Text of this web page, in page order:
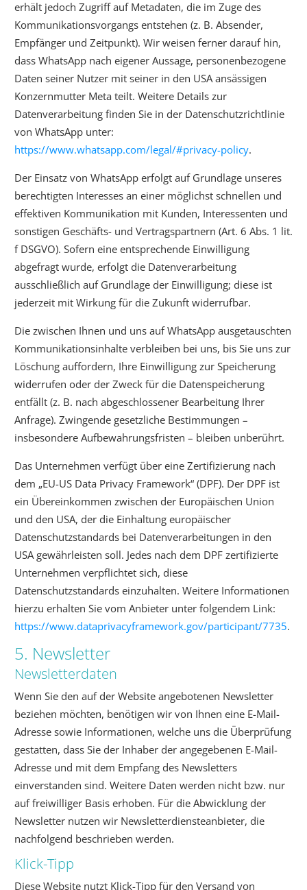
erhält jedoch Zugriff auf Metadaten, die im Zuge des
Kommunikationsvorgangs entstehen (z. B. Absender,
Empfänger und Zeitpunkt). Wir weisen ferner darauf hin,
dass WhatsApp nach eigener Aussage, personenbezogene
Daten seiner Nutzer mit seiner in den USA ansässigen
Konzernmutter Meta teilt. Weitere Details zur
Datenverarbeitung finden Sie in der Datenschutzrichtlinie
von WhatsApp unter:
https://www.whatsapp.com/legal/#privacy-policy.
Der Einsatz von WhatsApp erfolgt auf Grundlage unseres
berechtigten Interesses an einer möglichst schnellen und
effektiven Kommunikation mit Kunden, Interessenten und
sonstigen Geschäfts- und Vertragspartnern (Art. 6 Abs. 1 lit.
f DSGVO). Sofern eine entsprechende Einwilligung
abgefragt wurde, erfolgt die Datenverarbeitung
ausschließlich auf Grundlage der Einwilligung; diese ist
jederzeit mit Wirkung für die Zukunft widerrufbar.
Die zwischen Ihnen und uns auf WhatsApp ausgetauschten
Kommunikationsinhalte verbleiben bei uns, bis Sie uns zur
Löschung auffordern, Ihre Einwilligung zur Speicherung
widerrufen oder der Zweck für die Datenspeicherung
entfällt (z. B. nach abgeschlossener Bearbeitung Ihrer
Anfrage). Zwingende gesetzliche Bestimmungen –
insbesondere Aufbewahrungsfristen – bleiben unberührt.
Das Unternehmen verfügt über eine Zertifizierung nach
dem „EU-US Data Privacy Framework“ (DPF). Der DPF ist
ein Übereinkommen zwischen der Europäischen Union
und den USA, der die Einhaltung europäischer
Datenschutzstandards bei Datenverarbeitungen in den
USA gewährleisten soll. Jedes nach dem DPF zertifizierte
Unternehmen verpflichtet sich, diese
Datenschutzstandards einzuhalten. Weitere Informationen
hierzu erhalten Sie vom Anbieter unter folgendem Link:
https://www.dataprivacyframework.gov/participant/7735.
5. Newsletter
Newsletter­daten
Wenn Sie den auf der Website angebotenen Newsletter
beziehen möchten, benötigen wir von Ihnen eine E-Mail-
Adresse sowie Informationen, welche uns die Überprüfung
gestatten, dass Sie der Inhaber der angegebenen E-Mail-
Adresse und mit dem Empfang des Newsletters
einverstanden sind. Weitere Daten werden nicht bzw. nur
auf freiwilliger Basis erhoben. Für die Abwicklung der
Newsletter nutzen wir Newsletterdiensteanbieter, die
nachfolgend beschrieben werden.
Klick-Tipp
Diese Website nutzt Klick-Tipp für den Versand von